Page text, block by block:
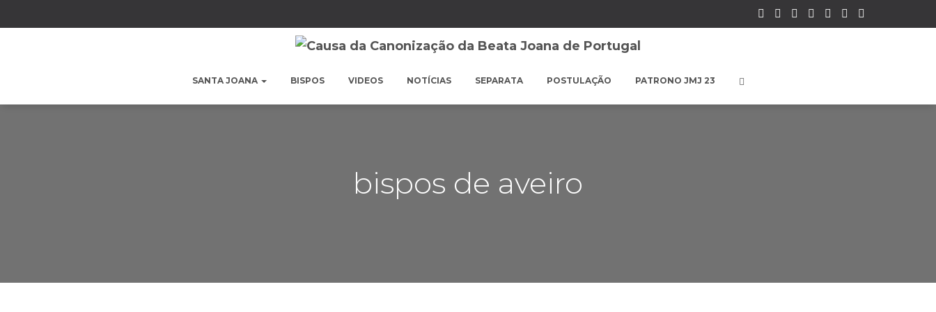
SANTA JOANA BISPOS VIDEOS NOTÍCIAS SEPARATA POSTULAÇÃO PATRONO JMJ 23
bispos de aveiro